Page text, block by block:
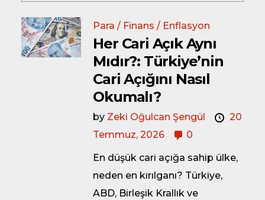
Para / Finans / Enflasyon
Her Cari Açık Aynı
Mıdır?: Türkiye’nin
Cari Açığını Nasıl
Okumalı?
by Zeki Oğulcan Şengül
20
Temmuz, 2026
0
En düşük cari açığa sahip ülke,
neden en kırılganı? Türkiye,
ABD, Birleşik Krallık ve